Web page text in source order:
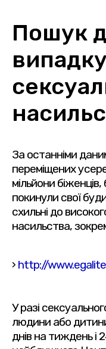
Пошук
випадку
За останніми
переміщених
мільйони біженців,
покинули свої
схильні до
насильства,
› http://
У разі
людини або
днів на тиждень і